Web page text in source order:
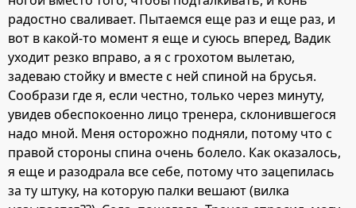
радостно сваливает. Пытаемся еще раз и еще раз, и
вот в какой-то момент я еще и суюсь вперед, Вадик
уходит резко вправо, а я с грохотом вылетаю,
задеваю стойку и вместе с ней спиной на брусья.
Сообрази где я, если честно, только через минуту,
увидев обеспокоенно лицо тренера, склонившегося
надо мной. Меня осторожно подняли, потому что с
правой стороны спина очень болело. Как оказалось,
я еще и разодрала все себе, потому что зацепилась
за ту штуку, на которую палки вешают (вилка